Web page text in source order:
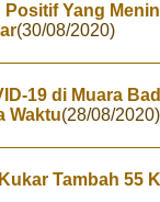
Positif Yang
(30/08/2020)
19 di Muara
Waktu(28/08/2020)
Tambah 55